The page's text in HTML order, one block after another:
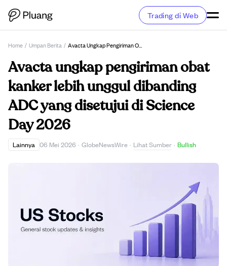
Trading di Web
Home / Umpan Berita / Avacta Ungkap Pengiriman Obat Kanker Lebih Unggul Dibanding ADC Yang Disetujui Di Science Day 2026
Avacta ungkap pengiriman obat
kanker lebih unggul dibanding
ADC yang disetujui di Science
Day 2026
Lainnya 06 Mei 2026 · GlobeNewsWire · Lihat Sumber · Bullish